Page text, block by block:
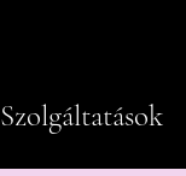
Szolgáltatások